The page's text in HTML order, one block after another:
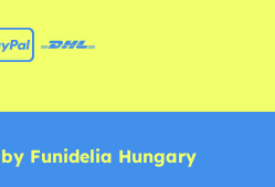
Funidelia Hungary